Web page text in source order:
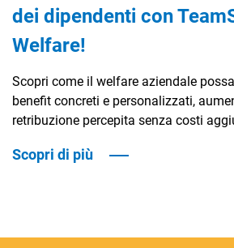
dei dipendenti con
Welfare!
Scopri come il welfare aziendale
benefit concreti e personalizzati,
retribuzione percepita senza costi
Scopri di più